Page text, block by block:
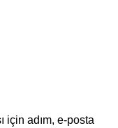
için adım, e-posta